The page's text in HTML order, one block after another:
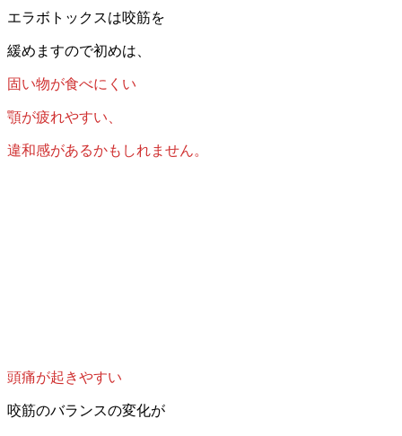
エラボトックスは咬筋を
緩めますので初めは、
固い物が食べにくい
顎が疲れやすい、
違和感があるかもしれません。
頭痛が起きやすい
咬筋のバランスの変化が